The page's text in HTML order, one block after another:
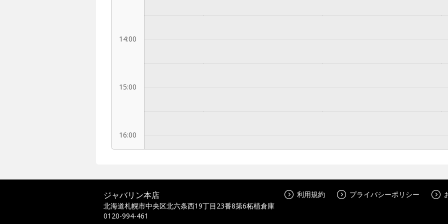
14:00
15:00
16:00
17:00
ジャバリン本店
北海道札幌市中央区北六条西19丁目23番8第6柘植倉庫
0120-994-461
利用規約 プライバシーポリシー